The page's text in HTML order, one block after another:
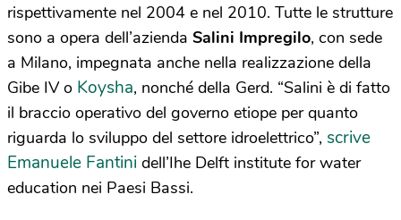
rispettivamente nel 2004 e nel 2010. Tutte le strutture
sono a opera dell’azienda Salini Impregilo, con sede
a Milano, impegnata anche nella realizzazione della
Gibe IV o Koysha, nonché della Gerd. “Salini è di fatto
il braccio operativo del governo etiope per quanto
riguarda lo sviluppo del settore idroelettrico”, scrive
Emanuele Fantini dell’Ihe Delft institute for water
education nei Paesi Bassi.